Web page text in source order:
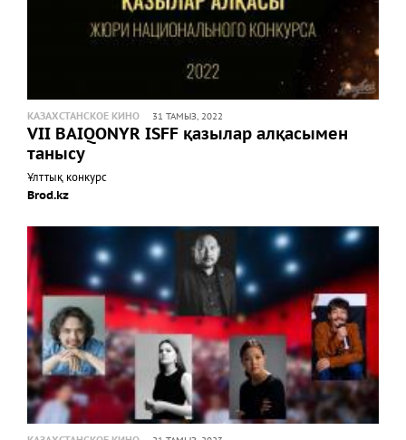
КАЗАХСТАНСКОЕ КИНО 31 ТАМЫЗ, 2022
VII BAIQONYR ISFF қазылар алқасымен
танысу
Ұлттық конкурс
Brod.kz